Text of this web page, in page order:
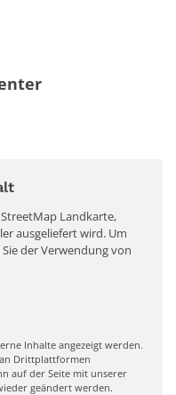
Landkarte,
ausgeliefert wird. Um
der Verwendung von
Inhalte angezeigt werden.
Drittplattformen
auf der Seite mit unserer
geändert werden.